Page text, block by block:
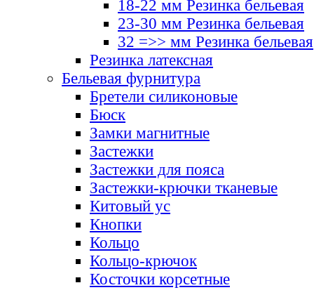
18-22 мм Резинка бельевая
23-30 мм Резинка бельевая
32 =>> мм Резинка бельевая
Резинка латексная
Бельевая фурнитура
Бретели силиконовые
Бюск
Замки магнитные
Застежки
Застежки для пояса
Застежки-крючки тканевые
Китовый ус
Кнопки
Кольцо
Кольцо-крючок
Косточки корсетные